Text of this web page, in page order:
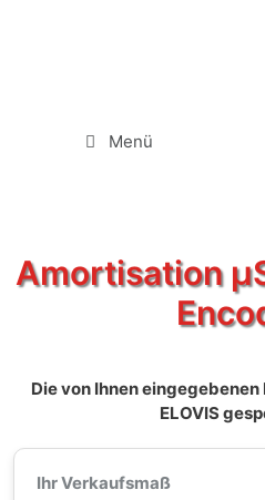
Menü
Amortisation
Die von Ihnen
ELOVIS
Ihr Verkaufsmaß